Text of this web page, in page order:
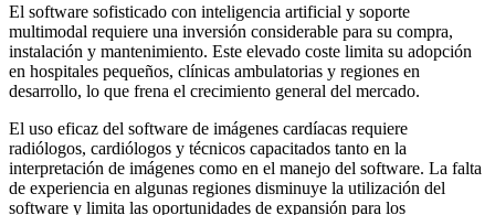
El software sofisticado con inteligencia artificial y soporte
multimodal requiere una inversión considerable para su compra,
instalación y mantenimiento. Este elevado coste limita su adopción
en hospitales pequeños, clínicas ambulatorias y regiones en
desarrollo, lo que frena el crecimiento general del mercado.
El uso eficaz del software de imágenes cardíacas requiere
radiólogos, cardiólogos y técnicos capacitados tanto en la
interpretación de imágenes como en el manejo del software. La falta
de experiencia en algunas regiones disminuye la utilización del
software y limita las oportunidades de expansión para los